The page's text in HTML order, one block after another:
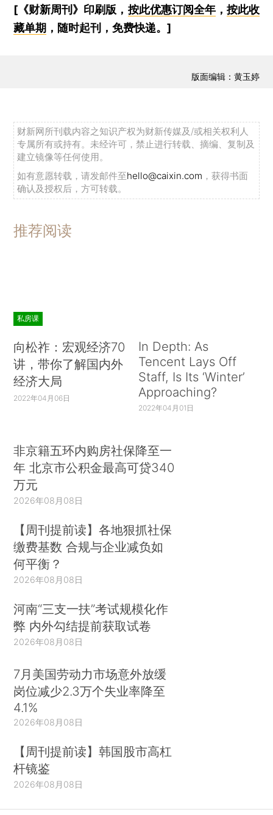
[《财新周刊》印刷版， 按此优惠订阅全年， 按此收
藏单期 ，随时起刊，免费快递。]
版面编辑：黄玉婷
财新网所刊载内容之知识产权为财新传媒及/或相关权利人
专属所有或持有。未经许可，禁止进行转载、摘编、复制及
建立镜像等任何使用。
如有意愿转载，请发邮件至hello@caixin.com ，获得书面
确认及授权后，方可转载。
推荐阅读
私房课
向松祚：宏观经济70
讲，带你了解国内外
经济大局
2022年04月06日
In Depth: As
Tencent Lays Off
Staff, Is Its ‘Winter’
Approaching?
2022年04月01日
非京籍五环内购房社保降至一
年 北京市公积金最高可贷340
万元
2026年08月08日
【周刊提前读】各地狠抓社保
缴费基数 合规与企业减负如
何平衡？
2026年08月08日
河南“三支一扶”考试规模化作
弊 内外勾结提前获取试卷
2026年08月08日
7月美国劳动力市场意外放缓
岗位减少2.3万个失业率降至
4.1%
2026年08月08日
【周刊提前读】韩国股市高杠
杆镜鉴
2026年08月08日